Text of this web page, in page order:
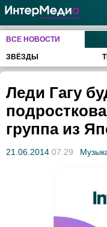
ВСЕ НОВОСТИ
ЗВЁЗДЫ
Леди Гагу
группа из
21.06.2014 07:29